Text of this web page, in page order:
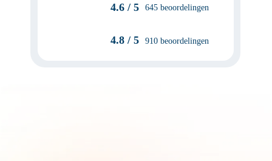
4.6 / 5 645 beoordelingen
4.8 / 5 910 beoordelingen